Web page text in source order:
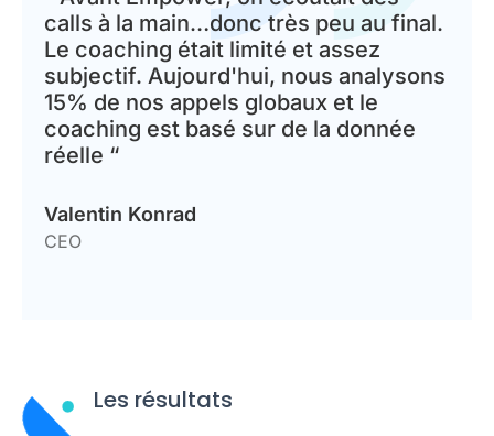
calls à la main…donc très peu au final.
Le coaching était limité et assez
subjectif. Aujourd'hui, nous analysons
15% de nos appels globaux et le
coaching est basé sur de la donnée
réelle “
Valentin Konrad
CEO
Les résultats